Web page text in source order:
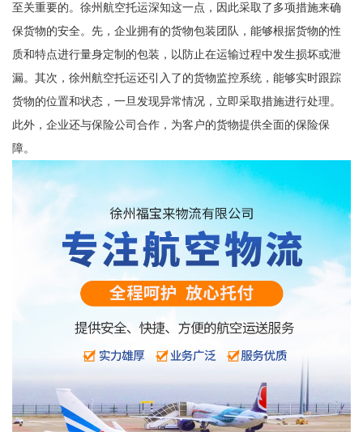
至关重要的。徐州航空托运深知这一点，因此采取了多项措施来确
保货物的安全。先，企业拥有的货物包装团队，能够根据货物的性
质和特点进行量身定制的包装，以防止在运输过程中发生损坏或泄
漏。其次，徐州航空托运还引入了的货物监控系统，能够实时跟踪
货物的位置和状态，一旦发现异常情况，立即采取措施进行处理。
此外，企业还与保险公司合作，为客户的货物提供全面的保险保
障。